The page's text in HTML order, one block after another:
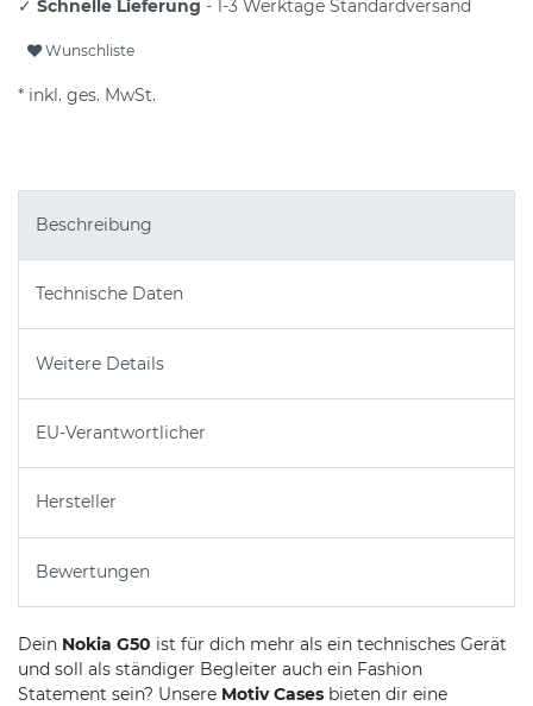
✓ Schnelle Lieferung - 1-3 Werktage Standardversand
Wunschliste
* inkl. ges. MwSt.
Beschreibung
Technische Daten
Weitere Details
EU-Verantwortlicher
Hersteller
Bewertungen
Dein Nokia G50 ist für dich mehr als ein technisches Gerät
und soll als ständiger Begleiter auch ein Fashion
Statement sein? Unsere Motiv Cases bieten dir eine